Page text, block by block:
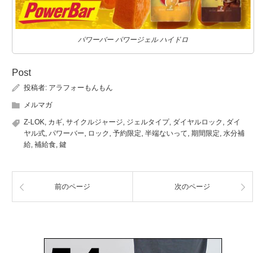
パワーバー パワージェル ハイドロ
Post
投稿者: アラフォーもんもん
メルマガ
Z-LOK, カギ, サイクルジャージ, ジェルタイプ, ダイヤルロック , ダイ
ヤル式, パワーバー, ロック , 予約限定, 半端ないって, 期間限定, 水分補
給, 補給食, 鍵
前のページ 次のページ